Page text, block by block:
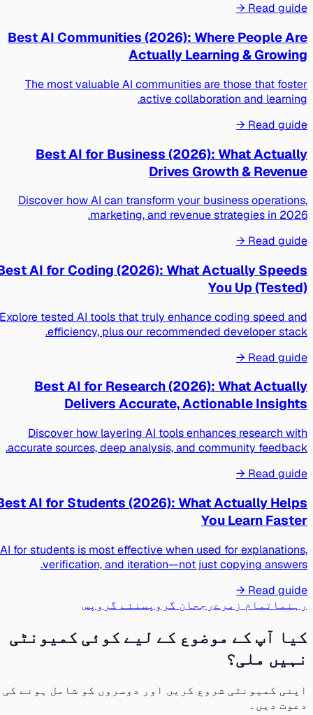
Read guide →
Best AI Communities (2026): Where People Are
Actually Learning & Growing
The most valuable AI communities are those that foster
active collaboration and learning.
Read guide →
Best AI for Business (2026): What Actually
Drives Growth & Revenue
Discover how AI can transform your business operations,
marketing, and revenue strategies in 2026.
Read guide →
Best AI for Coding (2026): What Actually Speeds
You Up (Tested)
Explore tested AI tools that truly enhance coding speed and
efficiency, plus our recommended developer stack.
Read guide →
Best AI for Research (2026): What Actually
Delivers Accurate, Actionable Insights
Discover how layering AI tools enhances research with
accurate sources, deep analysis, and community feedback.
Read guide →
Best AI for Students (2026): What Actually Helps
You Learn Faster
AI for students is most effective when used for explanations,
verification, and iteration—not just copying answers.
Read guide →
رہنماتمام زمرےرجحان گروپسنئے گروپس
کیا آپ کے موضوع کے لیے کوئی کمیونٹی
نہیں ملی؟
اپنی کمیونٹی شروع کریں اور دوسروں کو شامل ہونے کی
دعوت دیں۔